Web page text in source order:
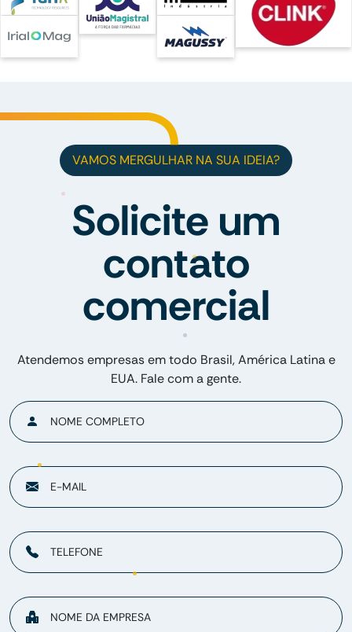
VAMOS MERGULHAR NA SUA IDEIA?
Solicite um
contato
comercial
Atendemos empresas em todo Brasil, América Latina e
EUA. Fale com a gente.
NOME COMPLETO
E-MAIL
TELEFONE
NOME DA EMPRESA